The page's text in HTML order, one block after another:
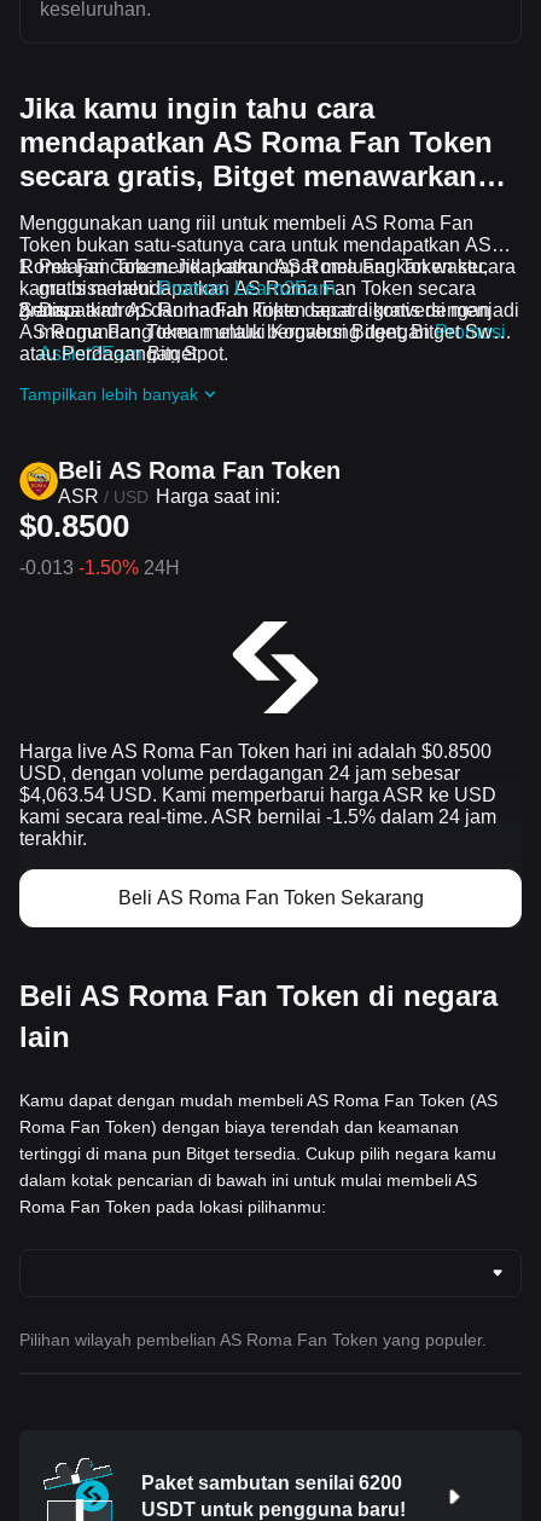
keseluruhan.
Jika kamu ingin tahu cara
mendapatkan AS Roma Fan Token
secara gratis, Bitget menawarkan…
Menggunakan uang riil untuk membeli AS Roma Fan
Token bukan satu-satunya cara untuk mendapatkan AS
Roma Fan Token. Jika kamu dapat meluangkan waktu,
kamu bisa mendapatkan AS Roma Fan Token secara
gratis.
Pelajari cara mendapatkan AS Roma Fan Token secara
gratis melaluiPromosi Learn2Earn
Dapatkan AS Roma Fan Token secara gratis dengan
mengundang teman untuk bergabung denganPromosi
Assist2EarnBitget
dengan bergabung ke
Semua airdrop dan hadiah kripto dapat dikonversi menjadi
AS Roma Fan Token melalui Konversi Bitget, Bitget Swap,
atau Perdagangan Spot.
Tampilkan lebih banyak
Beli AS Roma Fan Token
ASR / USD Harga saat ini:
$0.8500
-0.013 -1.50% 24H
Harga live AS Roma Fan Token hari ini adalah $0.8500
USD, dengan volume perdagangan 24 jam sebesar
$4,063.54 USD. Kami memperbarui harga ASR ke USD
kami secara real-time. ASR bernilai -1.5% dalam 24 jam
terakhir.
Beli AS Roma Fan Token Sekarang
Beli AS Roma Fan Token di negara
lain
Kamu dapat dengan mudah membeli AS Roma Fan Token (AS
Roma Fan Token) dengan biaya terendah dan keamanan
tertinggi di mana pun Bitget tersedia. Cukup pilih negara kamu
dalam kotak pencarian di bawah ini untuk mulai membeli AS
Roma Fan Token pada lokasi pilihanmu:
Pilihan wilayah pembelian AS Roma Fan Token yang populer.
Paket sambutan senilai 6200
USDT untuk pengguna baru!